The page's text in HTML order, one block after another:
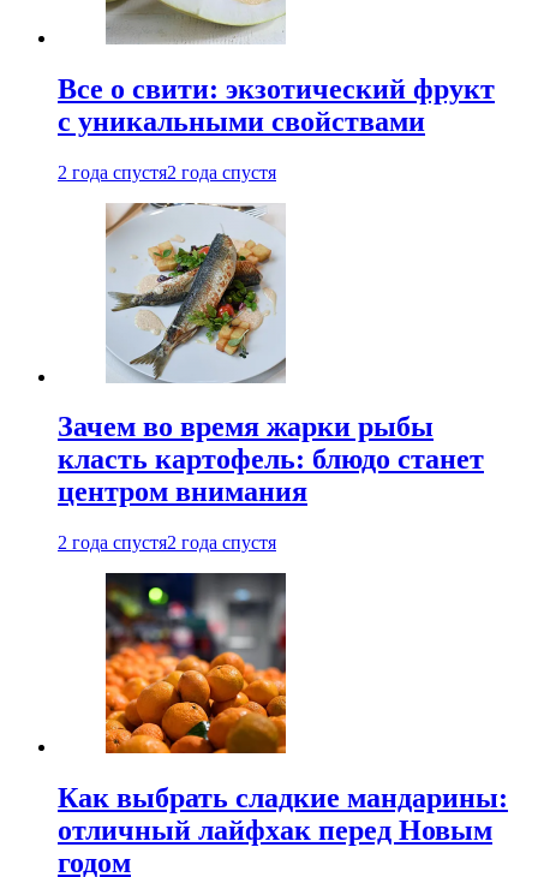
Все о свити: экзотический фрукт
с уникальными свойствами
2 года спустя2 года спустя
Зачем во время жарки рыбы
класть картофель: блюдо станет
центром внимания
2 года спустя2 года спустя
Как выбрать сладкие мандарины:
отличный лайфхак перед Новым
годом